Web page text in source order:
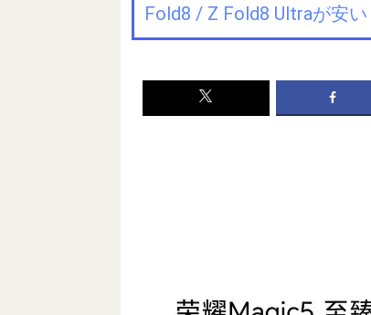
Fold8 / Z Fold8 Ultraが安い